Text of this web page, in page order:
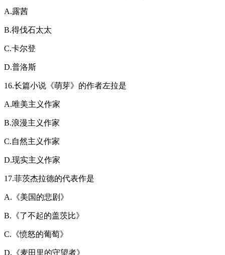
A.露茜
B.得伐石太太
C.卡尔登
D.普洛斯
16.长篇小说《萌芽》的作者左拉是
A.唯美主义作家
B.浪漫主义作家
C.自然主义作家
D.现实主义作家
17.菲茨杰拉德的代表作是
A.《美国的悲剧》
B.《了不起的盖茨比》
C.《愤怒的葡萄》
D.《麦田里的守望者》